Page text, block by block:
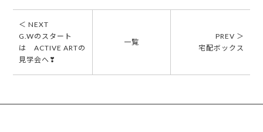
＜ NEXT
G.Wのスタート
は ACTIVE ARTの
見学会へ❣
一覧
PREV ＞
宅配ボックス